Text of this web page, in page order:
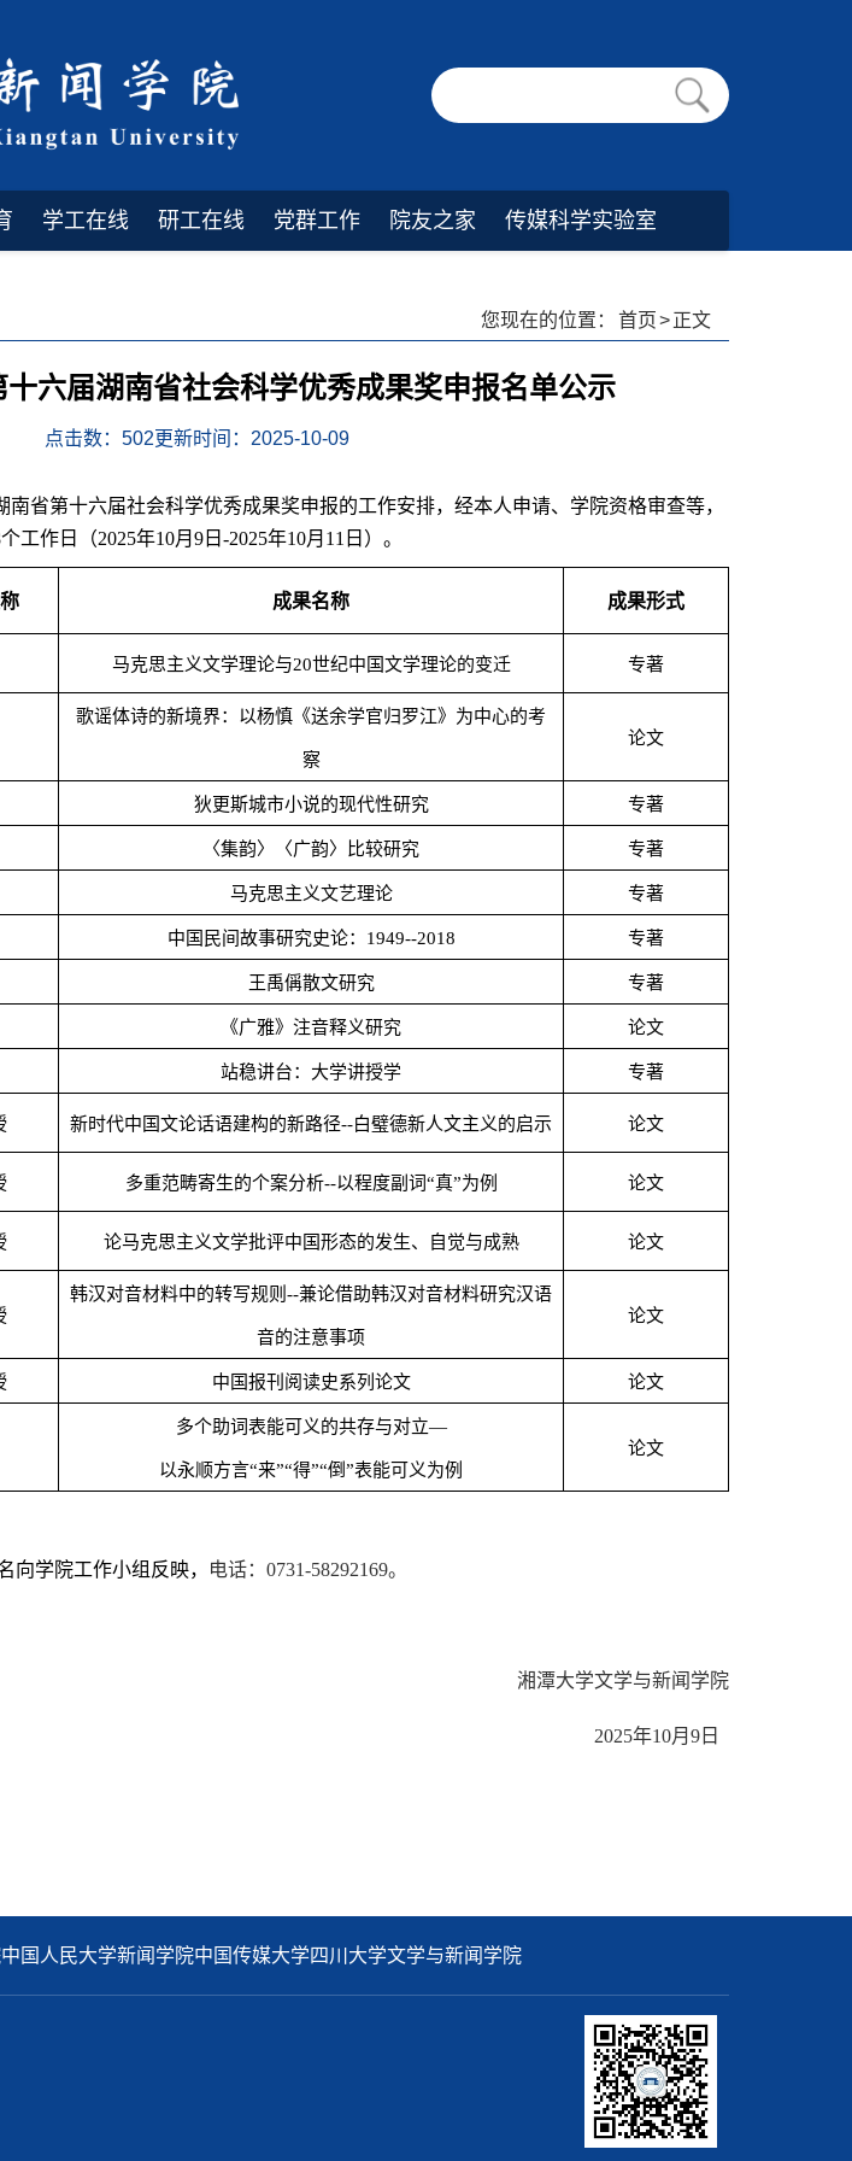
学工在线 研工在线 党群工作 院友之家 传媒科学实验室
您现在的位置： 首页>正文
六届湖南省社会科学优秀成果奖申报名单公示
点击数： 502更新时间：2025-10-09
省第十六届社会科学优秀成果奖申报的工作安排，经本人申请、学院资格审查等，
个工作日（2025年10月 9 日 -2025年10月 11 日）。
成果名称 成果形式
马克思主义文学理论与20世纪中国文学理论的变迁 专著
歌谣体诗的新境界：以杨慎《送余学官归罗江》为中心的考
察
论文
狄更斯城市小说的现代性研究 专著
〈集韵〉〈广韵〉比较研究 专著
马克思主义文艺理论 专著
中国民间故事研究史论： 1949--2018 专著
王禹偁散文研究 专著
《广雅》注音释义研究 论文
站稳讲台：大学讲授学 专著
新时代中国文论话语建构的新路径--白璧德新人文主义的启示 论文
多重范畴寄生的个案分析--以程度副词“真”为例 论文
论马克思主义文学批评中国形态的发生、自觉与成熟 论文
韩汉对音材料中的转写规则 --兼论借助韩汉对音材料研究汉语
音的注意事项
论文
中国报刊阅读史系列论文 论文
多个助词表能可义的共存与对立—
以永顺方言“来”“得”“倒”表能可义为例
论文
向学院工作小组反映， 电话： 0731-58292169。
湘潭大学文学与新闻学院
2025年10月 9 日
中国人民大学新闻学院中国传媒大学四川大学文学与新闻学院